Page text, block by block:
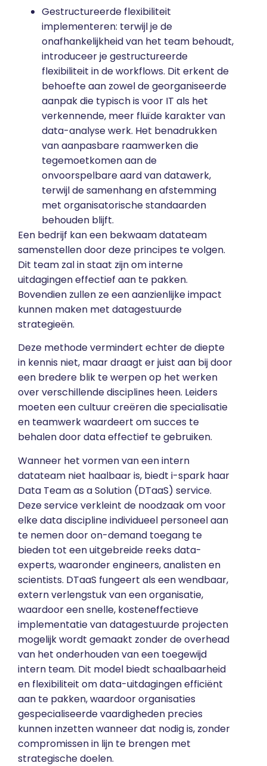
Gestructureerde flexibiliteit
implementeren: terwijl je de
onafhankelijkheid van het team behoudt,
introduceer je gestructureerde
flexibiliteit in de workflows. Dit erkent de
behoefte aan zowel de georganiseerde
aanpak die typisch is voor IT als het
verkennende, meer fluïde karakter van
data-analyse werk. Het benadrukken
van aanpasbare raamwerken die
tegemoetkomen aan de
onvoorspelbare aard van datawerk,
terwijl de samenhang en afstemming
met organisatorische standaarden
behouden blijft.
Een bedrijf kan een bekwaam datateam
samenstellen door deze principes te volgen.
Dit team zal in staat zijn om interne
uitdagingen effectief aan te pakken.
Bovendien zullen ze een aanzienlijke impact
kunnen maken met datagestuurde
strategieën.
Deze methode vermindert echter de diepte
in kennis niet, maar draagt ​​er juist aan bij door
een bredere blik te werpen op het werken
over verschillende disciplines heen. Leiders
moeten een cultuur creëren die specialisatie
en teamwerk waardeert om succes te
behalen door data effectief te gebruiken.
Wanneer het vormen van een intern
datateam niet haalbaar is, biedt i-spark haar
Data Team as a Solution (DTaaS) service.
Deze service verkleint de noodzaak om voor
elke data discipline individueel personeel aan
te nemen door on-demand toegang te
bieden tot een uitgebreide reeks data-
experts, waaronder engineers, analisten en
scientists. DTaaS fungeert als een wendbaar,
extern verlengstuk van een organisatie,
waardoor een snelle, kosteneffectieve
implementatie van datagestuurde projecten
mogelijk wordt gemaakt zonder de overhead
van het onderhouden van een toegewijd
intern team. Dit model biedt schaalbaarheid
en flexibiliteit om data-uitdagingen efficiënt
aan te pakken, waardoor organisaties
gespecialiseerde vaardigheden precies
kunnen inzetten wanneer dat nodig is, zonder
compromissen in lijn te brengen met
strategische doelen.